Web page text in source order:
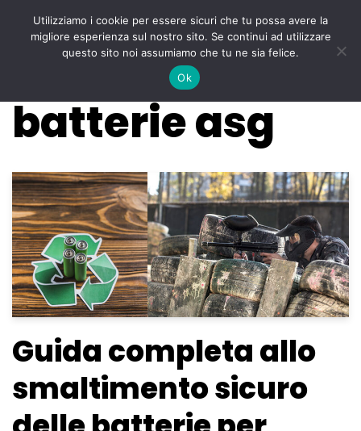
Menu
batterie asg
Guida completa allo
smaltimento sicuro
Utilizziamo i cookie per essere sicuri che tu possa avere la
migliore esperienza sul nostro sito. Se continui ad utilizzare
questo sito noi assumiamo che tu ne sia felice.
Ok